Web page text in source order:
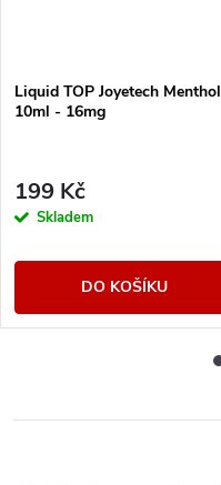
Liquid TOP Joyetech Menthol
10ml - 16mg
199 Kč
Skladem
DO KOŠÍKU